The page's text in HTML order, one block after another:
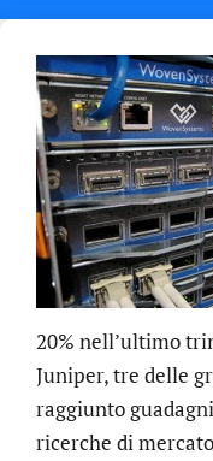
20% nell’ultimo
Juniper, tre delle
raggiunto
ricerche di